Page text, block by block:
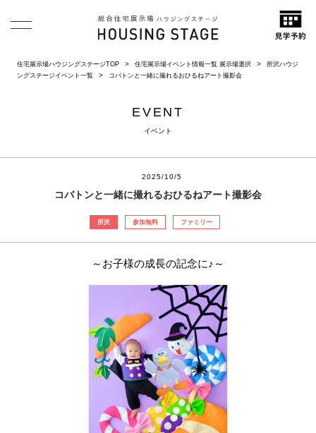
住宅展示場ハウジングステージTOP 住宅展示場イベント情報一覧 展示場選択
所沢ハウジ
ングステージイベント一覧
コバトンと一緒に撮れるおひるねアート撮影会
EVENT
イベント
2025/10/5
コバトンと一緒に撮れるおひるねアート撮影会
所沢 参加無料 ファミリー
～お子様の成長の記念に♪～